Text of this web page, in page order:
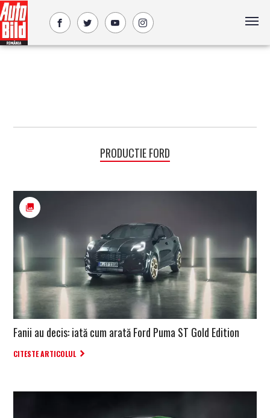
PRODUCTIE FORD
Fanii au decis: iată cum arată Ford Puma ST Gold Edition
CITESTE ARTICOLUL